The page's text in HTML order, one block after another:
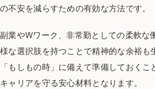
の不安を減らすための有効な方法です。
副業やWワーク、非常勤としての柔軟な
様な選択肢を持つことで精神的な余裕も
「もしもの時」に備えて準備しておくこ
キャリアを守る安心材料となります。